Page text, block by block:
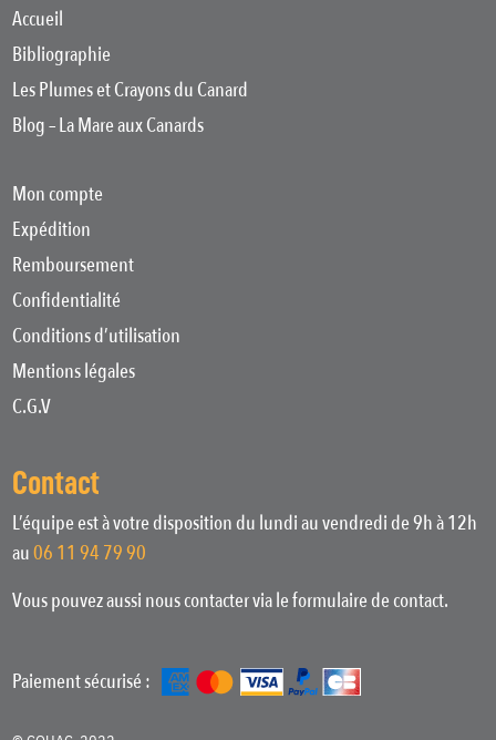
Accueil
Bibliographie
Les Plumes et Crayons du Canard
Blog – La Mare aux Canards
Mon compte
Expédition
Remboursement
Confidentialité
Conditions d’utilisation
Mentions légales
C.G.V
Contact
L’équipe est à votre disposition du lundi au vendredi de 9h à 12h
au06 11 94 79 90
Vous pouvez aussi nous contacter via le formulaire de contact.
Paiement sécurisé :